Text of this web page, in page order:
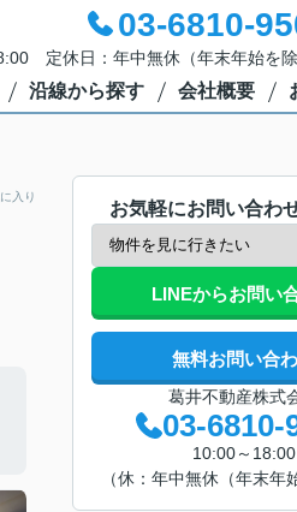
03-6810-
定休日：年中無休（年末年始を除
沿線から探す 会社概要
入り
お気軽にお問い合わ
LINEからお問い
無料お問い合
葛井不動産株式
03-6810-
10:00～18:00
（休：年中無休（年末年